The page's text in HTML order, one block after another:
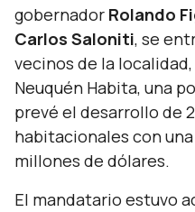
gobernador Rolando
Carlos Saloniti, se
vecinos de la
Neuquén Habita, una
prevé el desarrollo de
habitacionales con
millones de dólares.
El mandatario estuvo